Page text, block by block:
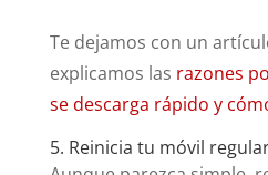
Te dejamos con un
explicamos las razones
se descarga rápido y
5. Reinicia tu móvil